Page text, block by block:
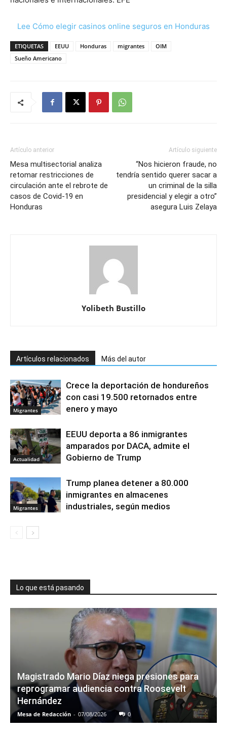
Lee Cómo elegir casinos online seguros en Honduras
ETIQUETAS EEUU Honduras migrantes
OIM
Sueño Americano
Artículo anterior
Mesa multisectorial analiza
retomar restricciones de
circulación ante el rebrote de
casos de Covid-19 en
Honduras
Artículo siguiente
“Nos hicieron fraude, no
tendría sentido querer sacar a
un criminal de la silla
presidencial y elegir a otro”
asegura Luis Zelaya
Yolibeth Bustillo
Artículos relacionados Más del autor
Migrantes
Crece la deportación de hondureños
con casi 19.500 retornados entre
enero y mayo
Actualidad
EEUU deporta a 86 inmigrantes
amparados por DACA, admite el
Gobierno de Trump
Migrantes
Trump planea detener a 80.000
inmigrantes en almacenes
industriales, según medios
Lo que está pasando
Magistrado Mario Díaz niega presiones para
reprogramar audiencia contra Roosevelt
Hernández
Mesa de Redacción - 07/08/2026 0